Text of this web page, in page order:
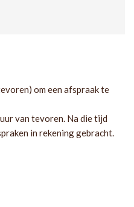
om een afspraak te
van tevoren. Na die tijd
in rekening gebracht.